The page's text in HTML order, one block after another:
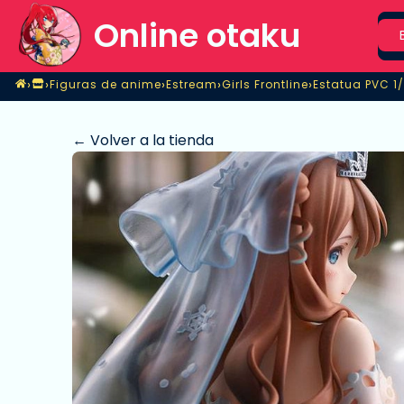
Online otaku
Home
›Tienda
›Figuras de anime
Figuras de anime›Estream
Estream›Girls Frontline
Girls Frontline›Estatua PVC
Estatua PVC
← Volver a la tienda